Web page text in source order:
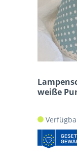
weiße